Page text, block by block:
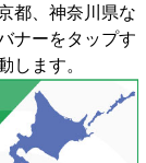
都、神奈川県な
ナーをタップす
します。